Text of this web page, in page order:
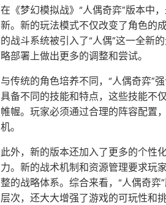
在《梦幻模拟战》“人偶奇弈”版本中
新。新的玩法模式不仅改变了角色的
的战斗系统被引入了“人偶”这一全新
略部署上做出更多的调整和尝试。
与传统的角色培养不同，“人偶奇弈”
具备不同的技能和特点，这些技能不
帷幄。玩家必须通过合理的阵容配置
机。
此外，新的版本还加入了更多的个性
力。新的战术机制和资源管理要求玩
整的战略体系。综合来看，“人偶奇
层次，还大大增强了游戏的可玩性和挑